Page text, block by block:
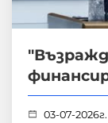
03-07-2026г.